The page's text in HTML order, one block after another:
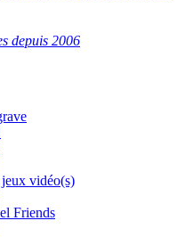
depuis 2006
vidéo(s)
Friends